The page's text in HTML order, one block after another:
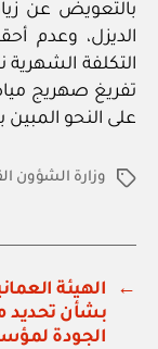
بالتعويض عن
الديزل، وعدم
التكلفة
تفريغ صهريج
على النحو المبين
الوسوموزارة الشؤون
←
بشأن تحديد
الجودة